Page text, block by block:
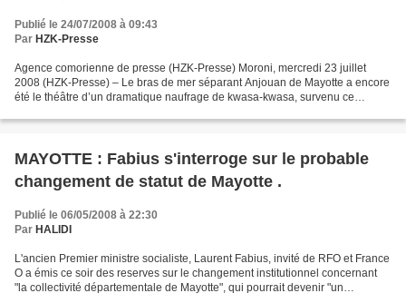
Publié le 24/07/2008 à 09:43
Par HZK-Presse
Agence comorienne de presse (HZK-Presse) Moroni, mercredi 23 juillet
2008 (HZK-Presse) – Le bras de mer séparant Anjouan de Mayotte a encore
été le théâtre d’un dramatique naufrage de kwasa-kwasa, survenu ce
MAYOTTE : Fabius s'interroge sur le probable
changement de statut de Mayotte .
Publié le 06/05/2008 à 22:30
Par HALIDI
L'ancien Premier ministre socialiste, Laurent Fabius, invité de RFO et France
O a émis ce soir des reserves sur le changement institutionnel concernant
"la collectivité départementale de Mayotte", qui pourrait devenir "un